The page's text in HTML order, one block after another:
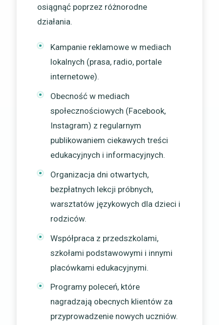
osiągnąć poprzez różnorodne
działania.
Kampanie reklamowe w mediach
lokalnych (prasa, radio, portale
internetowe).
Obecność w mediach
społecznościowych (Facebook,
Instagram) z regularnym
publikowaniem ciekawych treści
edukacyjnych i informacyjnych.
Organizacja dni otwartych,
bezpłatnych lekcji próbnych,
warsztatów językowych dla dzieci i
rodziców.
Współpraca z przedszkolami,
szkołami podstawowymi i innymi
placówkami edukacyjnymi.
Programy poleceń, które
nagradzają obecnych klientów za
przyprowadzenie nowych uczniów.